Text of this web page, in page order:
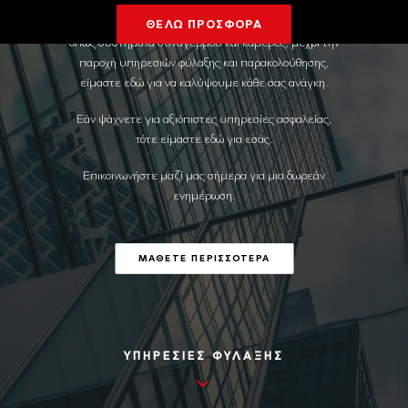
ΘΕΛΩ ΠΡΟΣΦΟΡΑ
εγκατάσταση προηγμένων συστημάτων ασφαλείας,
όπως συστήματα συναγερμού και κάμερες, μέχρι την
παροχή υπηρεσιών φύλαξης και παρακολούθησης,
είμαστε εδώ για να καλύψουμε κάθε σας ανάγκη.
Εάν ψάχνετε για αξιόπιστες υπηρεσίες ασφαλείας,
τότε είμαστε εδώ για εσάς.
Επικοινωνήστε μαζί μας σήμερα για μια δωρεάν
ενημέρωση.
ΜΑΘΕΤΕ ΠΕΡΙΣΣΟΤΕΡΑ
ΥΠΗΡΕΣΙΕΣ ΦΥΛΑΞΗΣ